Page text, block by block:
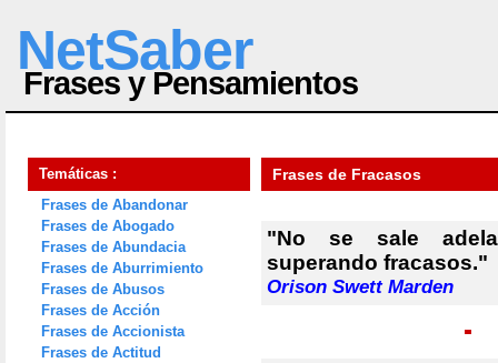
NetSaber
Frases y Pensamientos
Temáticas :
Frases de Abandonar
Frases de Abogado
Frases de Abundacia
Frases de Aburrimiento
Frases de Abusos
Frases de Acción
Frases de Accionista
Frases de Actitud
Frases de Fracasos
"No se sale
superando fracasos."
Orison Swett Marden